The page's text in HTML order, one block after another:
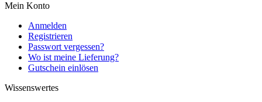
Mein Konto
Anmelden
Registrieren
Passwort vergessen?
Wo ist meine Lieferung?
Gutschein einlösen
Wissenswertes